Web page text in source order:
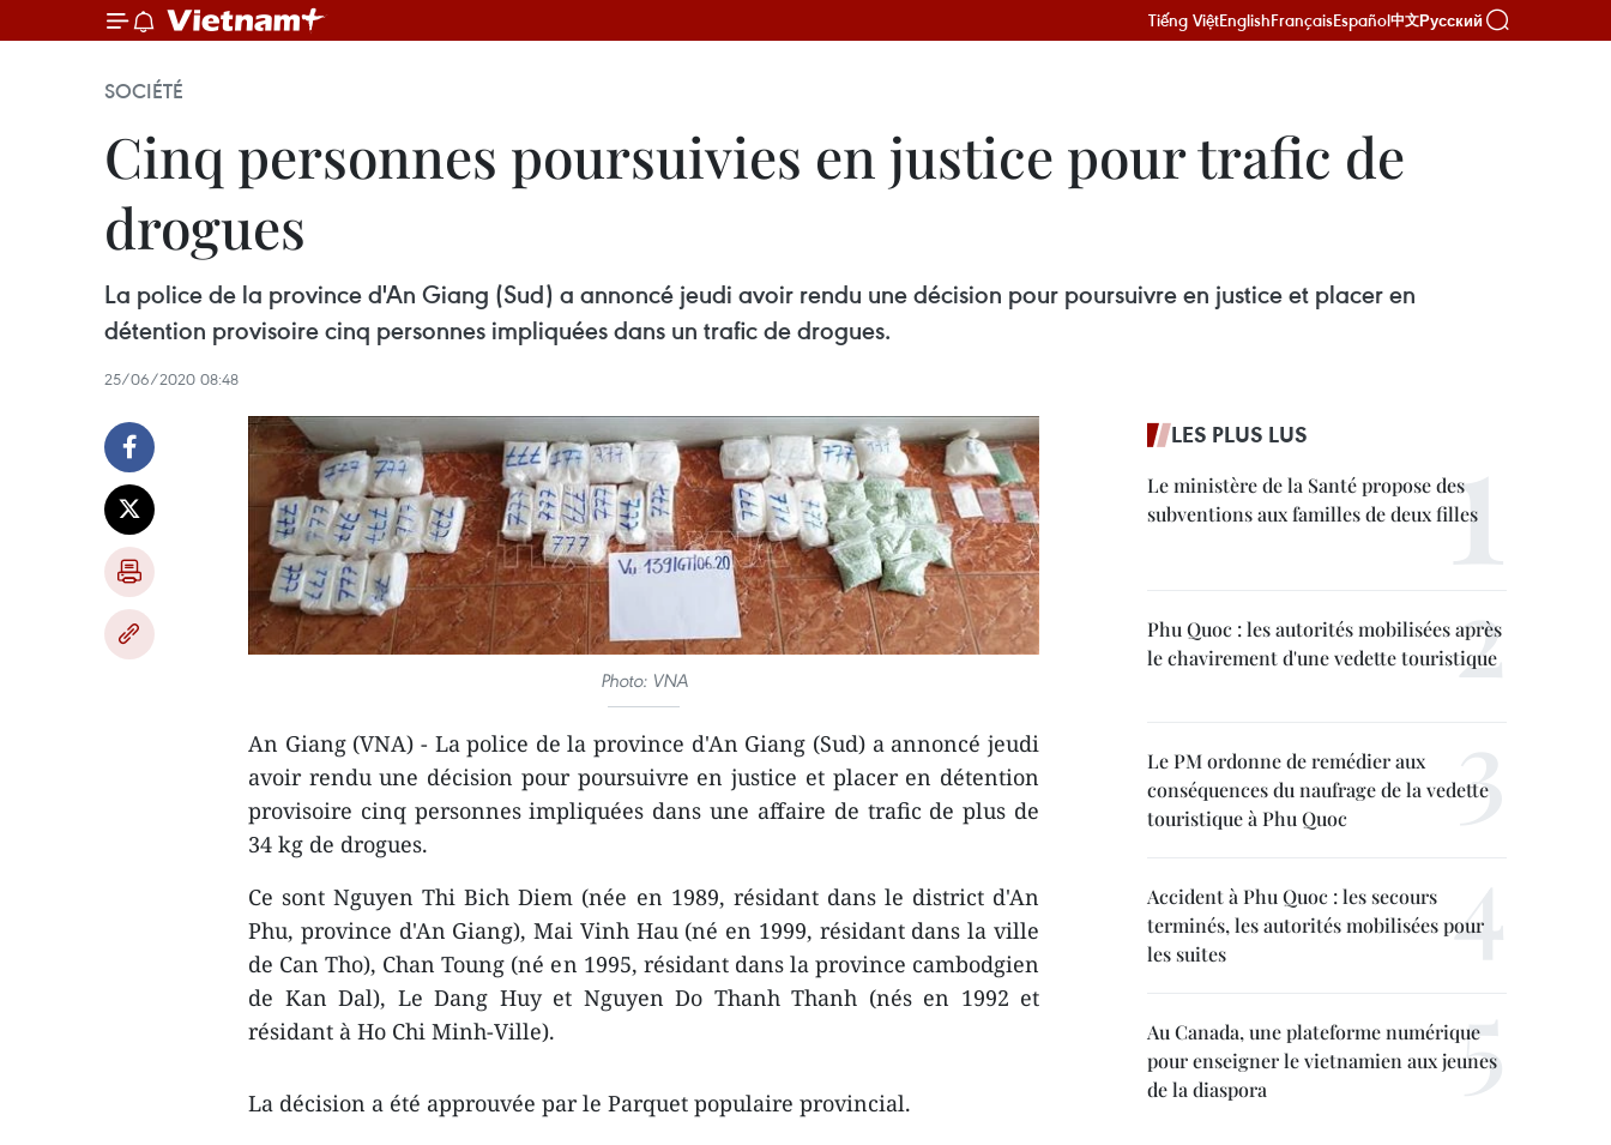
Tiếng ViệtEnglishFrançaisEspañol中文Русский
SOCIÉTÉ
Cinq personnes poursuivies en justice pour trafic de
drogues
La police de la province d'An Giang (Sud) a annoncé jeudi avoir rendu une décision pour poursuivre en justice et placer en
détention provisoire cinq personnes impliquées dans un trafic de drogues.
25/06/2020 08:48
Photo: VNA
An Giang (VNA) - La police de la province d'An Giang (Sud) a annoncé jeudi
avoir rendu une décision pour poursuivre en justice et placer en détention
provisoire cinq personnes impliquées dans une affaire de trafic de plus de
34 kg de drogues.
Ce sont Nguyen Thi Bich Diem (née en 1989, résidant dans le district d'An
Phu, province d'An Giang), Mai Vinh Hau (né en 1999, résidant dans la ville
de Can Tho), Chan Toung (né en 1995, résidant dans la province cambodgien
de Kan Dal), Le Dang Huy et Nguyen Do Thanh Thanh (nés en 1992 et
résidant à Ho Chi Minh-Ville).
La décision a été approuvée par le Parquet populaire provincial.
LES PLUS LUS
Le ministère de la Santé propose des
subventions aux familles de deux filles
Phu Quoc : les autorités mobilisées après
le chavirement d'une vedette touristique
Le PM ordonne de remédier aux
conséquences du naufrage de la vedette
touristique à Phu Quoc
Accident à Phu Quoc : les secours
terminés, les autorités mobilisées pour
les suites
Au Canada, une plateforme numérique
pour enseigner le vietnamien aux jeunes
de la diaspora